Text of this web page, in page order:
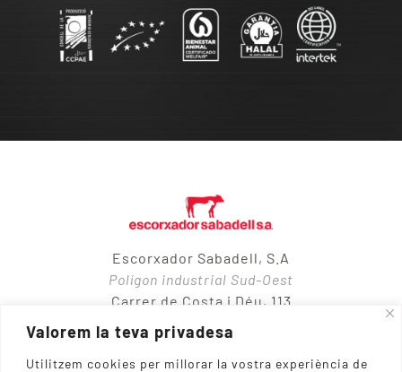
Valorem la teva privadesa
Utilitzem cookies per millorar la vostra experiència de
Escorxador Sabadell, S.A
Polígon industrial Sud-Oest
Carrer de Costa i Déu, 113
08205 – Sabadell